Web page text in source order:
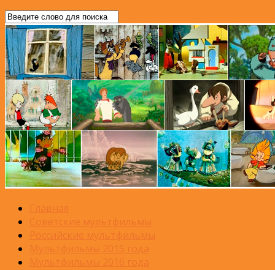
Главная
Советские мультфильмы
Российские мультфильмы
Мультфильмы 2015 года
Мультфильмы 2016 года